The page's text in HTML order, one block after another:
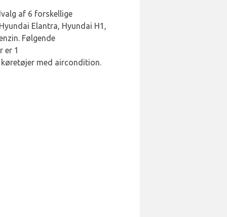
af 6 forskellige
Elantra, Hyundai H1,
Følgende
er 1
med aircondition.